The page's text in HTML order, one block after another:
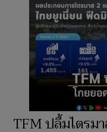
TFM ปลื้มไตรม